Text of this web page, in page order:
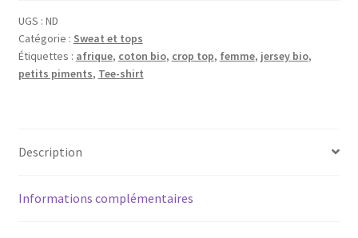
crop
top
coton
bio
UGS : ND
Catégorie : Sweat et tops
Étiquettes : afrique, coton bio, crop top, femme, jersey bio,
petits piments, Tee-shirt
Description
Informations complémentaires